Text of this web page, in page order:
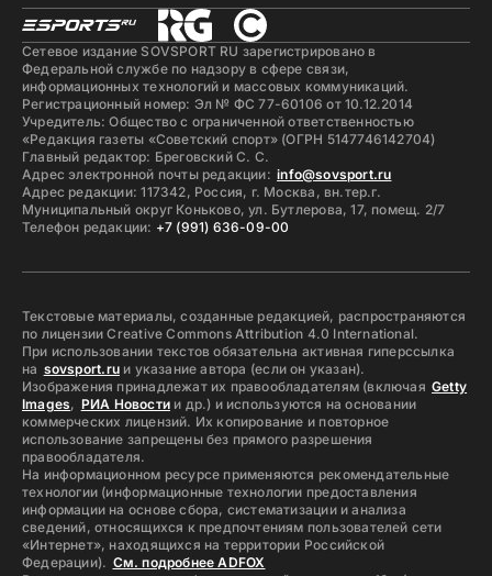
Сетевое издание SOVSPORT RU зарегистрировано в
Федеральной службе по надзору в сфере связи,
информационных технологий и массовых коммуникаций.
Регистрационный номер: Эл № ФС 77-60106 от 10.12.2014
Учредитель: Общество с ограниченной ответственностью
«Редакция газеты «Советский спорт» (ОГРН 5147746142704)
Главный редактор: Бреговский С. С.
Адрес электронной почты редакции: info@sovsport.ru
Адрес редакции: 117342, Россия, г. Москва, вн.тер.г.
Муниципальный округ Коньково, ул. Бутлерова, 17, помещ. 2/7
Телефон редакции: +7 (991) 636-09-00
Текстовые материалы, созданные редакцией, распространяются
по лицензии Creative Commons Attribution 4.0 International.
При использовании текстов обязательна активная гиперссылка
на sovsport.ruи указание автора (если он указан).
Изображения принадлежат их правообладателям (включая Getty
Images, РИА Новости и др.) и используются на основании
коммерческих лицензий. Их копирование и повторное
использование запрещены без прямого разрешения
правообладателя.
На информационном ресурсе применяются рекомендательные
технологии (информационные технологии предоставления
информации на основе сбора, систематизации и анализа
сведений, относящихся к предпочтениям пользователей сети
«Интернет», находящихся на территории Российской
Федерации). См. подробнее ADFOX